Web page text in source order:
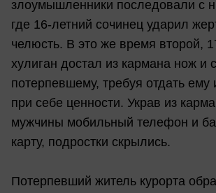
злоумышленники последовали с
где 16-летний сочинец ударил
челюсть. В это же время второй,
хулиган достал из кармана нож и
потерпевшему, требуя отдать
при себе ценности. Украв из
мужчины мобильный телефон и
карту, подростки скрылись.
Потерпевший житель курорта